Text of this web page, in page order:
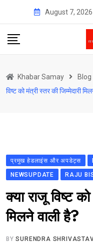
content
August 7, 2026
Khabar Samay Blog
विष्ट को मंत्री स्तर की जिम्मेदारी
प्रमुख हेडलाइंस और अपडेट्स
NEWSUPDATE
RAJU
क्या राजू विष्ट
मिलने वाली है?
BYSURENDRA